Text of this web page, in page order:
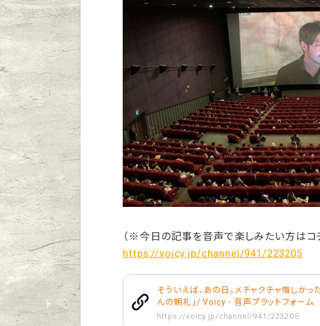
（※今日の記事を音声で楽しみたい方はコ
https://voicy.jp/channel/941/223205
そういえば、あの日。メチャクチャ悔しか
んの朝礼」/ Voicy - 音声プラットフォーム
https://voicy.jp/channel/941/223205